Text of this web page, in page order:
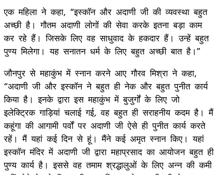
एक महिला ने कहा, “इस्कॉन और अदाणी जी की व्यवस्था बहुत
अच्छी है। गौतम अदाणी लोगों की सेवा करके इतना बड़ा काम
कर रहे हैं। जिसके लिए वह साधुवाद के हकदार हैं। उन्हें बहुत
पुण्य मिलेगा। यह सनातन धर्म के लिए बहुत अच्छी बात है।”
जौनपुर से महाकुंभ में स्नान करने आए गौरव मिश्रा ने कहा,
“अदाणी जी और इस्कॉन ने बहुत ही नेक और बहुत पुनीत कार्य
किया है। इनके द्वारा इस महाकुंभ में बुजुर्गों के लिए जो
इलेक्ट्रिक गाड़ियां चलाई गई, वह बहुत ही सराहनीय कदम है। मैं
कहूंगा की आगामी पर्वों पर अदाणी जी ऐसे ही पुनीत कार्य करते
रहें। मैं यहां कई दिन से हूं। मैंने कई अमृत स्नान किए। यहां
इस्कॉन मंदिर में अदाणी जी द्वारा महाप्रसाद का आयोजन बहुत ही
पुण्य कार्य है। इससे वह तमाम श्रद्धालुओं के लिए अन्न की कमी